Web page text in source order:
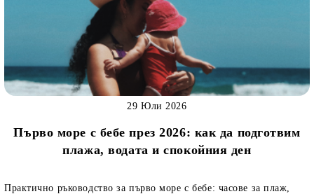
Първо море с бебе през 2026: как да подготвим
плажа, водата и спокойния ден
29 Юли 2026
Практично ръководство за първо море с бебе: часове за плаж,